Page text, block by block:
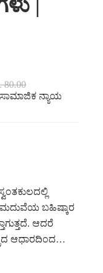
|
80.00
| ಸಾಮಾಜಿಕ ನ್ಯಾಯ
ಮದುವೆಯ ಬಹಿಷ್ಕಾರ
ಆದರೆ
ಆಧಾರದಿಂದ
ಸಮಸ್ಯೆಯೇ
ಮದುವೆಯಾಗುವ